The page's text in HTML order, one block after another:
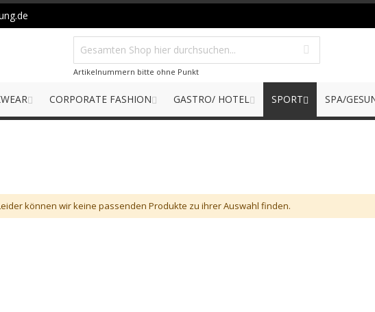
Artikelnummern bitte ohne Punkt
CORPORATE FASHION GASTRO/ HOTEL SPORT SPA/
können wir keine passenden Produkte zu ihrer Auswahl finden.